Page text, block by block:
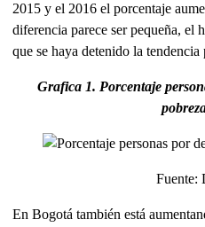
2015 y el 2016 el porcentaje
diferencia parece ser pequeña, el
que se haya detenido la
Grafica 1. Porcentaje
Fuente:
En Bogotá también está